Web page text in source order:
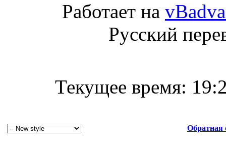
Работает на
Русский
Текущее время:
Обратная